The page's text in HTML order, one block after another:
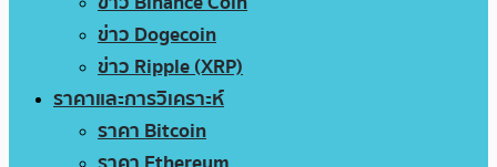
ข่าว Dogecoin
ข่าว Ripple (XRP)
ราคาและการวิเคราะห์
ราคา Bitcoin